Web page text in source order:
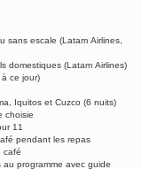
sans escale (Latam Airlines,
domestiques (Latam Airlines)
ce jour)
Iquitos et Cuzco (6 nuits)
choisie
11
pendant les repas
café
au programme avec guide